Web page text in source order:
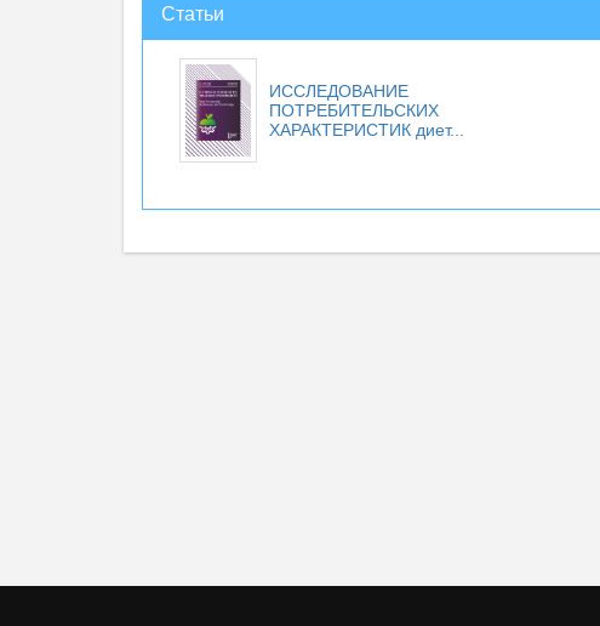
Статьи
ИССЛЕДОВАНИЕ
ПОТРЕБИТЕЛЬСКИХ
ХАРАКТЕРИСТИК диет...